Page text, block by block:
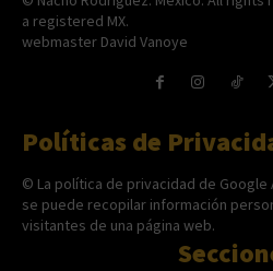
a registered MX.
webmaster David Vanoye
Políticas de
© La política de privacidad de
se puede recopilar información
visitantes de una página web.